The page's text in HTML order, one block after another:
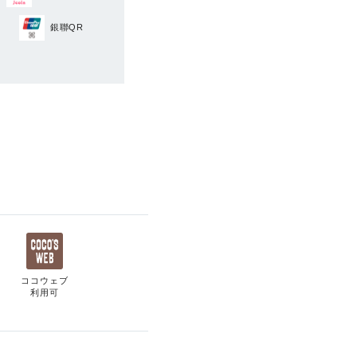
銀聯QR
ココウェブ
利用可